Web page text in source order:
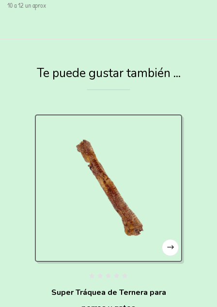
10 a 12 un aprox
Te puede gustar también ...
Super Tráquea de Ternera para